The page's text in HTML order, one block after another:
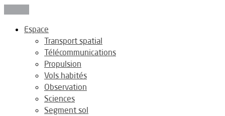
Espace
Transport spatial
Télécommunications
Propulsion
Vols habités
Observation
Sciences
Segment sol